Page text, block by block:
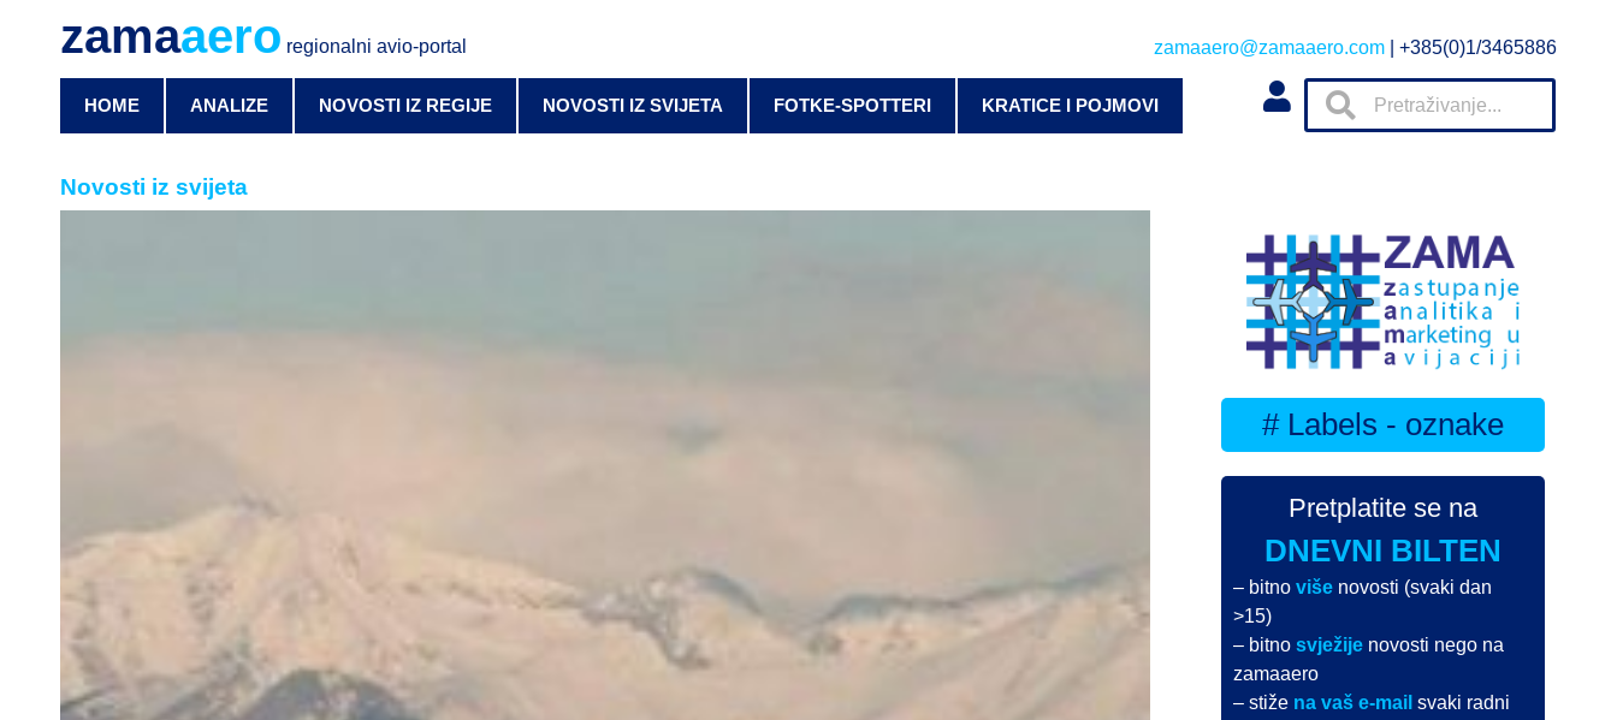
zamaaero regionalni avio-portal zamaaero@zamaaero.com | +385(0)1/3465886
HOME ANALIZE NOVOSTI IZ REGIJE NOVOSTI IZ SVIJETA FOTKE-SPOTTERI KRATICE I POJMOVI
Novosti iz svijeta
# Labels - oznake
Pretplatite se na
DNEVNI BILTEN
– bitnoviše novosti (svaki dan
>15)
– bitnosvježije novosti nego na
zamaaero
– stiže na vaš e-mail svaki radni